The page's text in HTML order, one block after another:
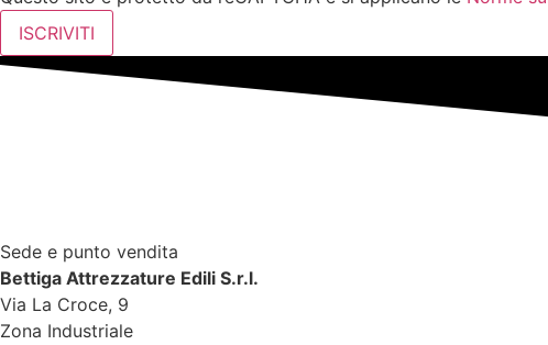
ISCRIVITI
Sede e punto vendita
Bettiga Attrezzature Edili S.r.l.
Via La Croce, 9
Zona Industriale